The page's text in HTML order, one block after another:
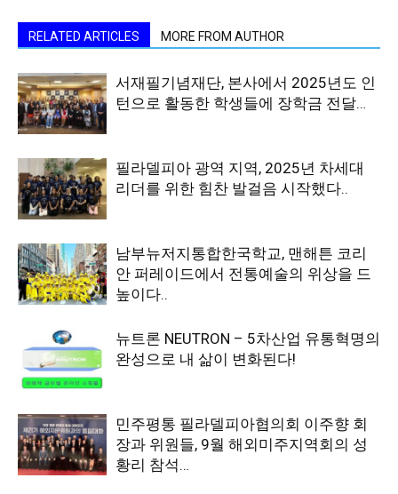
RELATED ARTICLES MORE FROM AUTHOR
서재필기념재단, 본사에서 2025년도 인
턴으로 활동한 학생들에 장학금 전달…
필라델피아 광역 지역, 2025년 차세대
리더를 위한 힘찬 발걸음 시작했다..
남부뉴저지통합한국학교, 맨해튼 코리
안 퍼레이드에서 전통예술의 위상을 드
높이다..
뉴트론 NEUTRON – 5차산업 유통혁명의
완성으로 내 삶이 변화된다!
민주평통 필라델피아협의회 이주향 회
장과 위원들, 9월 해외미주지역회의 성
황리 참석…